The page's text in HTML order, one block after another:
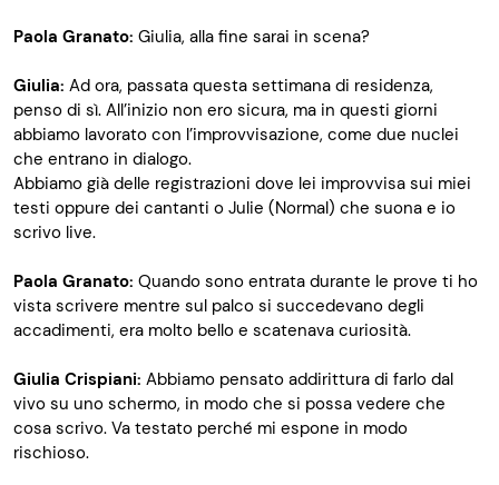
Paola Granato: Giulia, alla fine sarai in scena?
Giulia: Ad ora, passata questa settimana di residenza,
penso di sì. All’inizio non ero sicura, ma in questi giorni
abbiamo lavorato con l’improvvisazione, come due nuclei
che entrano in dialogo.
Abbiamo già delle registrazioni dove lei improvvisa sui miei
testi oppure dei cantanti o Julie (Normal) che suona e io
scrivo live.
Paola Granato: Quando sono entrata durante le prove ti ho
vista scrivere mentre sul palco si succedevano degli
accadimenti, era molto bello e scatenava curiosità.
Giulia Crispiani: Abbiamo pensato addirittura di farlo dal
vivo su uno schermo, in modo che si possa vedere che
cosa scrivo. Va testato perché mi espone in modo
rischioso.